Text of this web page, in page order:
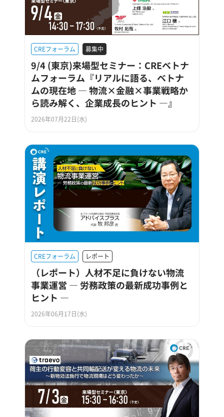
CREフォーラム 募集中
9/4 (東京)来場型セミナー：CREベトナ
ムフォーラム『リアルに語る、ベトナ
ムの現在地 ― 物流×金融×事業戦略か
ら読み解く、企業成長のヒント ―』
2026年07月22日(水)
CREフォーラム レポート
（レポート）人材不足に負けない物流
事業運営 ― 労務政策の最新成功事例と
ヒント ―
2026年06月17日(水)